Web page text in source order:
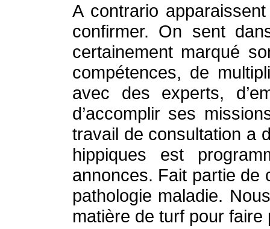
A contrario
confirmer. On sent
certainement marqué
compétences, de
avec des experts,
d’accomplir ses
travail de consultation a
hippiques est
annonces. Fait partie de
pathologie maladie.
matière de turf pour